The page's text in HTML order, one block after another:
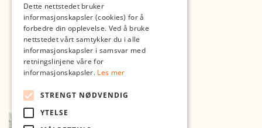
Dette nettstedet bruker
informasjonskapsler (cookies) for å
forbedre din opplevelse. Ved å bruke
nettstedet vårt samtykker du i alle
informasjonskapsler i samsvar med
retningslinjene våre for
informasjonskapsler. Les mer
STRENGT NØDVENDIG
YTELSE